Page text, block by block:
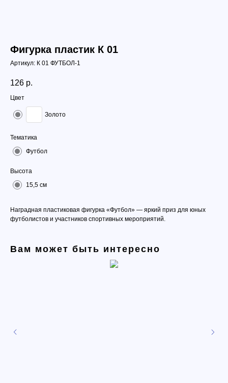
Фигурка пластик К 01
Артикул: К 01 ФУТБОЛ-1
126 р.
Цвет
Золото
Тематика
Футбол
Высота
15,5 см
Наградная пластиковая фигурка «Футбол» — яркий приз для юных
футболистов и участников спортивных мероприятий.
Вам может быть интересно